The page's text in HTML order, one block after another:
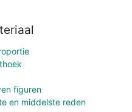
figuren
en middelste reden